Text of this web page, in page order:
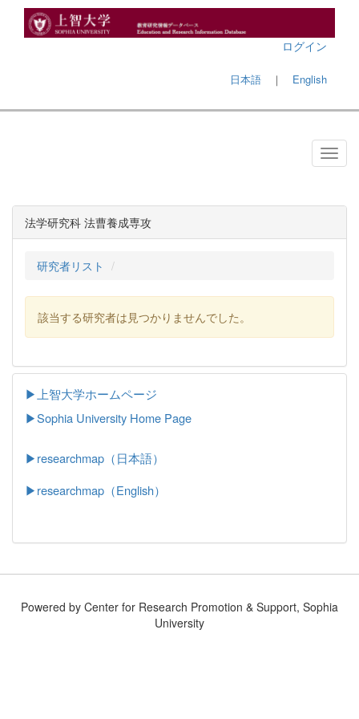
ログイン
日本語 ｜ English
法学研究科 法曹養成専攻
研究者リスト
該当する研究者は見つかりませんでした。
▶上智大学ホームページ
▶Sophia University Home Page
▶researchmap（日本語）
▶researchmap（English）
Powered by Center for Research Promotion & Support, Sophia
University